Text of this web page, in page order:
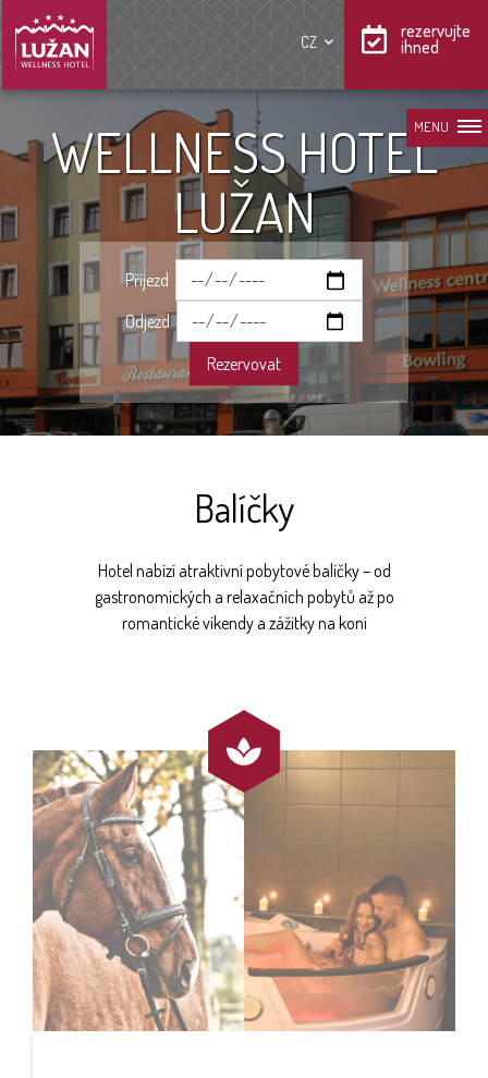
CZ
rezervujte
ihned
MENU
WELLNESS HOTEL
LUŽAN
Příjezd
Odjezd
Rezervovat
Balíčky
Hotel nabízí atraktivní pobytové balíčky – od
gastronomických a relaxačních pobytů až po
romantické víkendy a zážitky na koni
